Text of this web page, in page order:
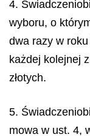
4.
wyboru, o
dwa razy w
każdej kolejnej
złotych.
5.
mowa w ust. 4,